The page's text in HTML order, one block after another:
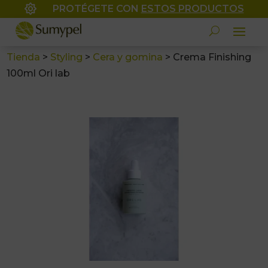
 PROTÉGETE CON ESTOS PRODUCTOS
Tienda > Styling > Cera y gomina > Crema Finishing
100ml Ori lab